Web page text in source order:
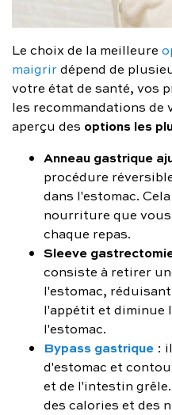
Le choix de la meilleure
maigrirdépend de
votre état de santé, vos
les recommandations de
aperçu des options les
Anneau gastrique
procédure
dans l'estomac.
nourriture que
chaque repas.
Sleeve
consiste à retirer
l'estomac,
l'appétit et diminue
l'estomac.
Bypass gastrique :
d'estomac et
et de l'intestin
des calories et des